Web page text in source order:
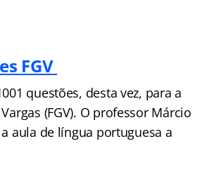
FGV
questões, desta vez, para a
(FGV). O professor Márcio
aula de língua portuguesa a